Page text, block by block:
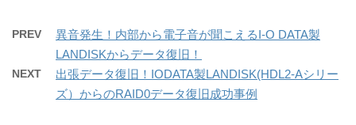
PREV
異音発生！内部から電子音が聞こえるI-O DATA製
LANDISKからデータ復旧！
NEXT
出張データ復旧！IODATA製LANDISK(HDL2-Aシリー
ズ）からのRAID0データ復旧成功事例